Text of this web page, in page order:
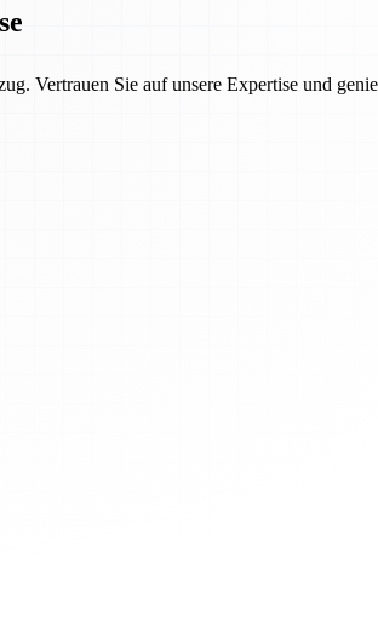
Vertrauen Sie auf unsere Expertise und